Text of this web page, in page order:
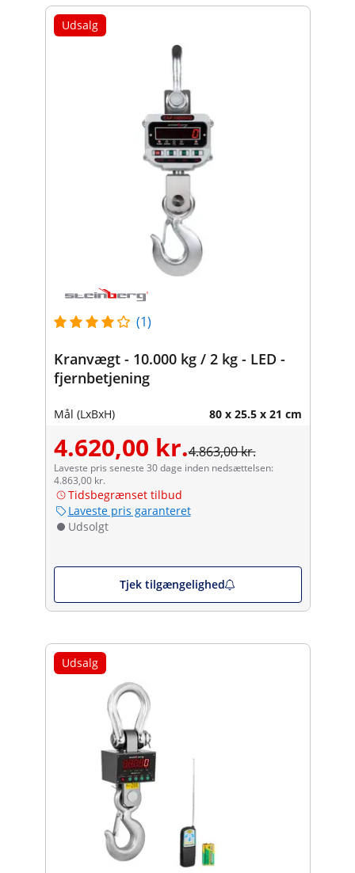
Udsalg
(1)
Kranvægt - 10.000 kg / 2 kg - LED -
fjernbetjening
Mål (LxBxH) 80 x 25.5 x 21 cm
4.620,00 kr.4.863,00 kr.
Laveste pris seneste 30 dage inden nedsættelsen:
4.863,00 kr.
Tidsbegrænset tilbud
Laveste pris garanteret
Udsolgt
Tjek tilgængelighed
Udsalg